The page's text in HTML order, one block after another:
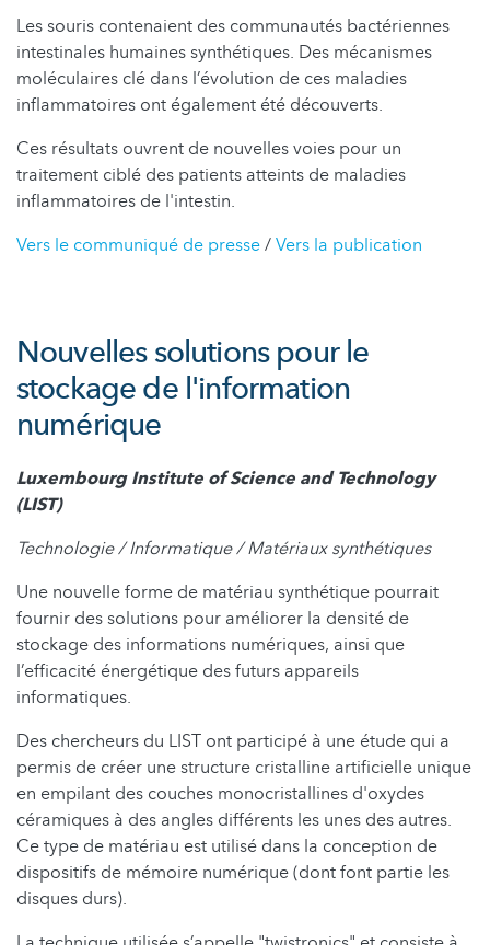
Les souris contenaient des communautés bactériennes
intestinales humaines synthétiques. Des mécanismes
moléculaires clé dans l’évolution de ces maladies
inflammatoires ont également été découverts.
Ces résultats ouvrent de nouvelles voies pour un
traitement ciblé des patients atteints de maladies
inflammatoires de l'intestin.
Vers le communiqué de presse/Vers la publication
Nouvelles solutions pour le
stockage de l'information
numérique
Luxembourg Institute of Science and Technology
(LIST)
Technologie / Informatique / Matériaux synthétiques
Une nouvelle forme de matériau synthétique pourrait
fournir des solutions pour améliorer la densité de
stockage des informations numériques, ainsi que
l’efficacité énergétique des futurs appareils
informatiques.
Des chercheurs du LIST ont participé à une étude qui a
permis de créer une structure cristalline artificielle unique
en empilant des couches monocristallines d'oxydes
céramiques à des angles différents les unes des autres.
Ce type de matériau est utilisé dans la conception de
dispositifs de mémoire numérique (dont font partie les
disques durs).